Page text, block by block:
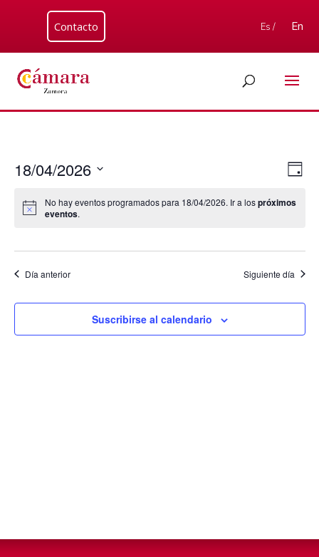
Contacto Es / En
de
de
de
Día
18/04/2026
fecha.
No hay eventos programados para 18/04/2026. Ir a lospróximos
eventos.
Día anterior Siguiente día
Suscribirse al calendario